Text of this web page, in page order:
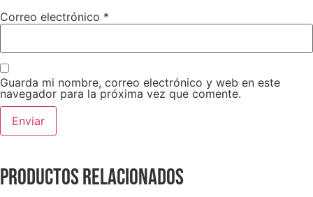
Correo electrónico *
Guarda mi nombre, correo electrónico y web en este
navegador para la próxima vez que comente.
Productos relacionados